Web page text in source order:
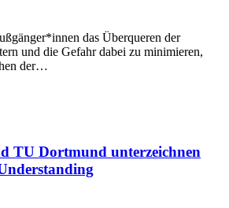
das Überqueren der
und die Gefahr dabei zu minimieren,
der…
TU Dortmund unterzeichnen